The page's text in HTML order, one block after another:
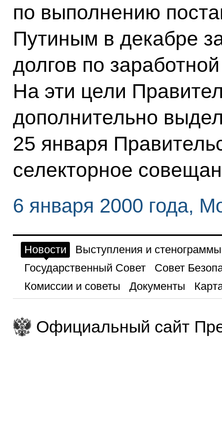
по выполнению
Путиным в декабре
долгов по
На эти цели
дополнительно
25 января
селекторное
6 января 2000 года,
Новости
Выступления и стенограммы
Государственный Совет
Совет
Комиссии и советы
Документы
Официальный сайт